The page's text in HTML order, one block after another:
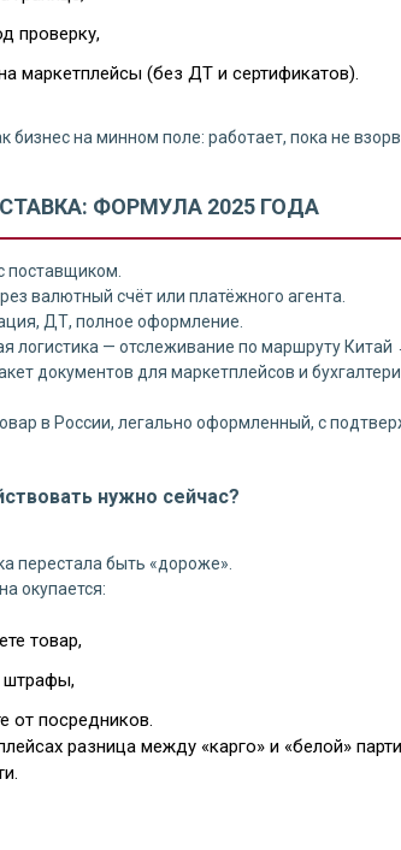
проверку,
маркетплейсы (без ДТ и сертификатов).
бизнес на минном поле: работает, пока не
ФОРМУЛА 2025 ГОДА
валютный счёт или платёжного агента.
ДТ, полное оформление.
логистика — отслеживание по маршруту Китай
документов для маркетплейсов и
в России, легально оформленный, с
нужно сейчас?
перестала быть «дороже».
окупается:
товар,
штрафы,
от посредников.
разница между «карго» и «белой»